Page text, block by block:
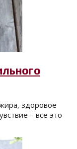
здоровое
– всё это